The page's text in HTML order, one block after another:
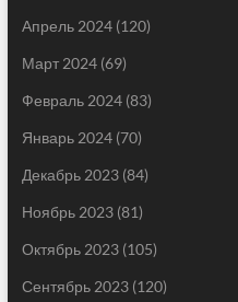
Апрель 2024(120)
Март 2024(69)
Февраль 2024(83)
Январь 2024(70)
Декабрь 2023(84)
Ноябрь 2023(81)
Октябрь 2023(105)
Сентябрь 2023(120)